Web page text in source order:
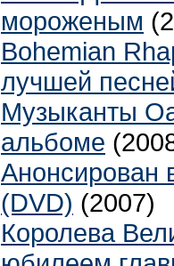
мороженым
Bohemian
лучшей
Музыканты
альбоме
Анонсирован
(DVD) (2007)
Королева